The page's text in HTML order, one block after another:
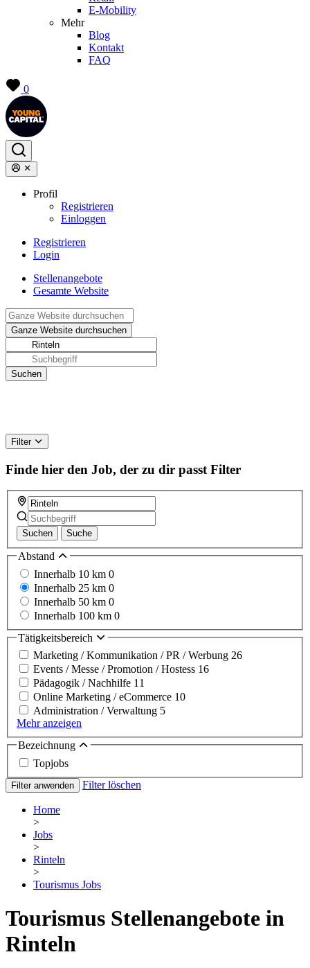
E-Mobility
Mehr
Blog
Kontakt
FAQ
0
Profil
Registrieren
Einloggen
Registrieren
Login
Stellenangebote
Gesamte Website
Filter
Finde hier den Job, der zu dir passt Filter
Suchen Suche
Abstand
Innerhalb 10 km 0
Innerhalb 25 km 0
Innerhalb 50 km 0
Innerhalb 100 km 0
Tätigkeitsbereich
Marketing / Kommunikation / PR / Werbung 26
Events / Messe / Promotion / Hostess 16
Pädagogik / Nachhilfe 11
Online Marketing / eCommerce 10
Administration / Verwaltung 5
Mehr anzeigen
Bezeichnung
Topjobs
Filter anwenden Filter löschen
Home
>
Jobs
>
Rinteln
>
Tourismus Jobs
Tourismus Stellenangebote in
Rinteln